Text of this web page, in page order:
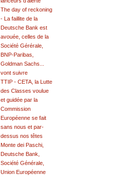
The day of reckoning
- La faillite de la
Deutsche Bank est
avouée, celles de la
Société Gérérale,
BNP-Paribas,
Goldman Sachs...
vont suivre
TTIP - CETA, la Lutte
des Classes voulue
et guidée par la
Commission
Européenne se fait
sans nous et par-
dessus nos têtes
Monte dei Paschi,
Deutsche Bank,
Société Générale,
Union Européenne